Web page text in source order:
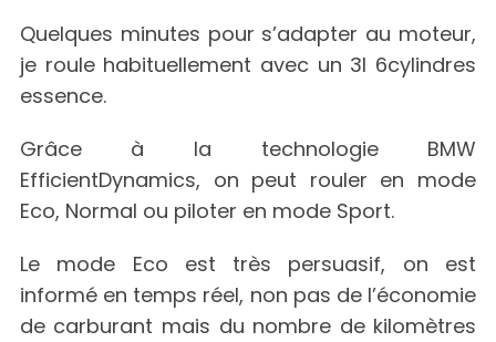
Quelques minutes pour s’adapter au moteur,
je roule habituellement avec un 3l 6cylindres
essence.
Grâce à la technologie BMW
EfficientDynamics, on peut rouler en mode
Eco, Normal ou piloter en mode Sport.
Le mode Eco est très persuasif, on est
informé en temps réel, non pas de l’économie
de carburant mais du nombre de kilomètres